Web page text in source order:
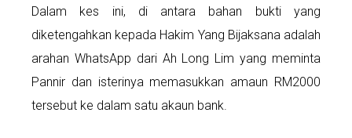
Dalam kes ini, di antara bahan bukti yang
diketengahkan kepada Hakim Yang Bijaksana adalah
arahan WhatsApp dari Ah Long Lim yang meminta
Pannir dan isterinya memasukkan amaun RM2000
tersebut ke dalam satu akaun bank.